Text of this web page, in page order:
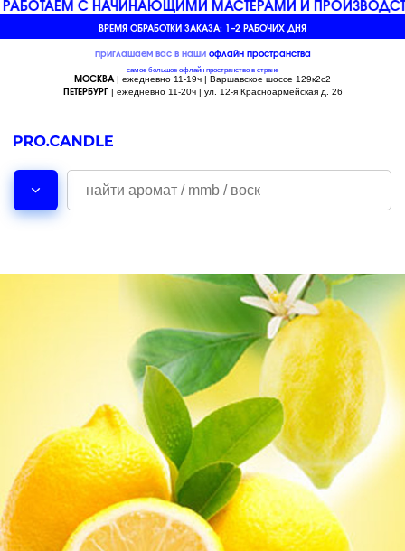
С НАЧИНАЮЩИМИ МАСТЕРАМИ И
ВРЕМЯ ОБРАБОТКИ ЗАКАЗА: 1–2 РАБОЧИХ ДНЯ
приглашаем вас в наши офлайн пространства
самое большое офлайн пространство в стране
МОСКВА | ежедневно 11-19ч | Варшавское шоссе 129к2с2
ПЕТЕРБУРГ| ежедневно 11-20ч | ул. 12-я Красноармейская д. 26